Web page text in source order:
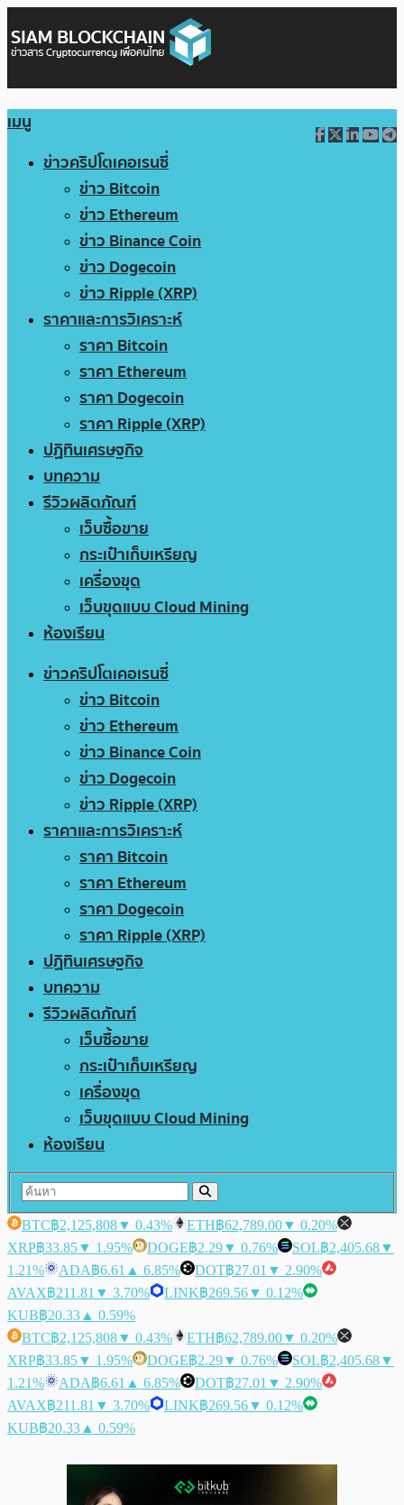
เมนู
ข่าวคริปโตเคอเรนซี่
ข่าว Bitcoin
ข่าว Ethereum
ข่าว Binance Coin
ข่าว Dogecoin
ข่าว Ripple (XRP)
ราคาและการวิเคราะห์
ราคา Bitcoin
ราคา Ethereum
ราคา Dogecoin
ราคา Ripple (XRP)
ปฏิทินเศรษฐกิจ
บทความ
รีวิวผลิตภัณฑ์
เว็บซื้อขาย
กระเป๋าเก็บเหรียญ
เครื่องขุด
เว็บขุดแบบ Cloud Mining
ห้องเรียน
ข่าวคริปโตเคอเรนซี่
ข่าว Bitcoin
ข่าว Ethereum
ข่าว Binance Coin
ข่าว Dogecoin
ข่าว Ripple (XRP)
ราคาและการวิเคราะห์
ราคา Bitcoin
ราคา Ethereum
ราคา Dogecoin
ราคา Ripple (XRP)
ปฏิทินเศรษฐกิจ
บทความ
รีวิวผลิตภัณฑ์
เว็บซื้อขาย
กระเป๋าเก็บเหรียญ
เครื่องขุด
เว็บขุดแบบ Cloud Mining
ห้องเรียน
BTC฿2,125,808▼ 0.43% ETH฿62,789.00▼ 0.20%
XRP฿33.85▼ 1.95% DOGE฿2.29▼ 0.76% SOL฿2,405.68▼
1.21%
ADA฿6.61 ▲ 6.85% DOT฿27.01 ▼ 2.90%
AVAX฿211.81 ▼ 3.70% LINK฿269.56▼ 0.12%
KUB฿20.33 ▲ 0.59%
BTC฿2,125,808▼ 0.43% ETH฿62,789.00▼ 0.20%
XRP฿33.85▼ 1.95% DOGE฿2.29▼ 0.76% SOL฿2,405.68▼
1.21%
ADA฿6.61 ▲ 6.85% DOT฿27.01 ▼ 2.90%
AVAX฿211.81 ▼ 3.70% LINK฿269.56▼ 0.12%
KUB฿20.33 ▲ 0.59%